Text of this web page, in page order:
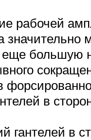
рабочей
большую
в
гантелей в